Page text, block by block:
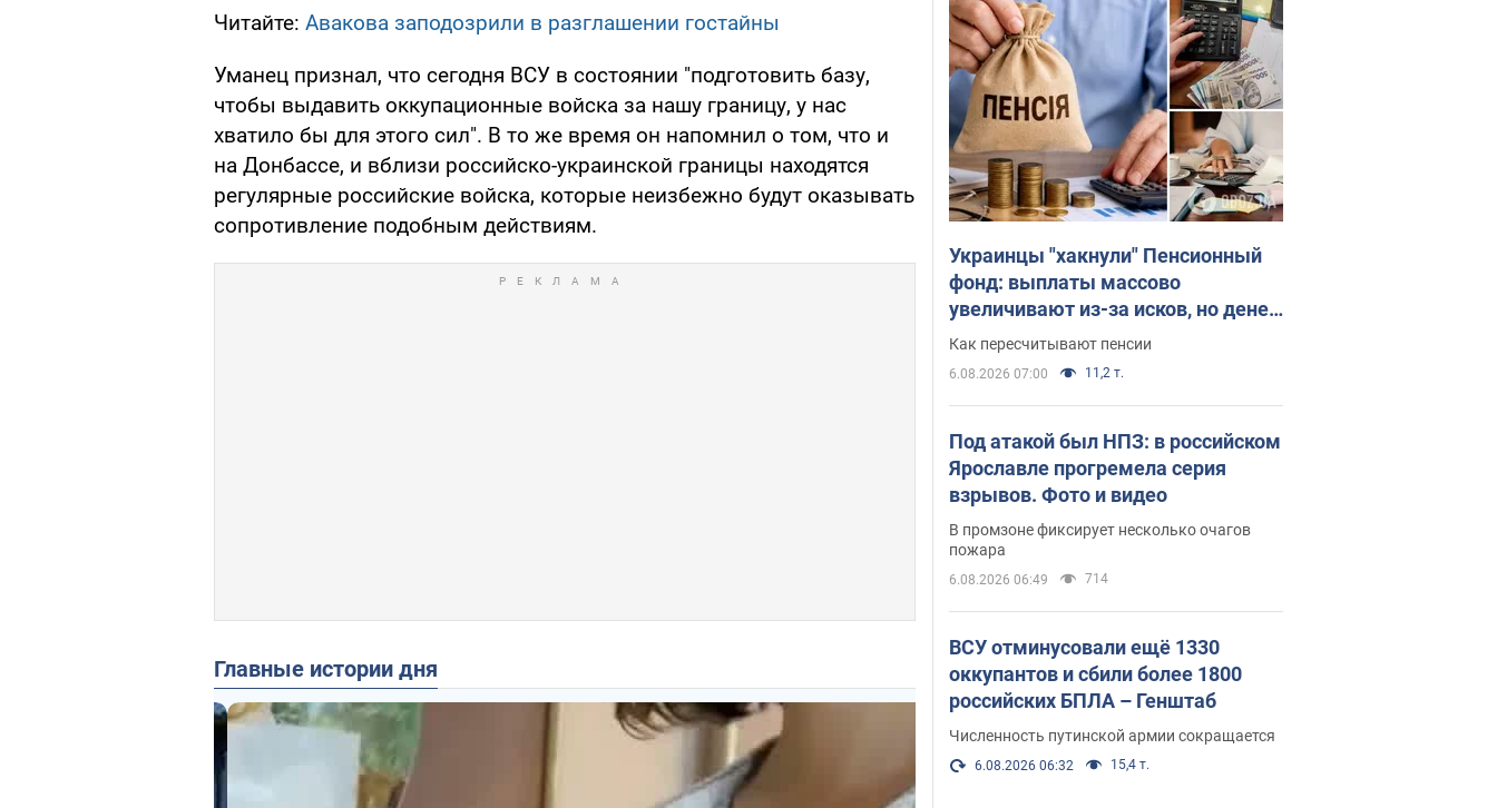
Читайте: Авакова заподозрили в разглашении гостайны
Уманец признал, что сегодня ВСУ в состоянии "подготовить базу,
чтобы выдавить оккупационные войска за нашу границу, у нас
хватило бы для этого сил". В то же время он напомнил о том, что и
на Донбассе, и вблизи российско-украинской границы находятся
регулярные российские войска, которые неизбежно будут оказывать
сопротивление подобным действиям.
Главные истории дня
Украинцы "хакнули" Пенсионный
фонд: выплаты массово
увеличивают из-за исков, но денег
не хватает
Как пересчитывают пенсии
6.08.2026 07:00 11,2 т.
Под атакой был НПЗ: в российском
Ярославле прогремела серия
взрывов. Фото и видео
В промзоне фиксирует несколько очагов
пожара
6.08.2026 06:49 714
ВСУ отминусовали ещё 1330
оккупантов и сбили более 1800
российских БПЛА – Генштаб
Численность путинской армии сокращается
6.08.2026 06:32 15,4 т.